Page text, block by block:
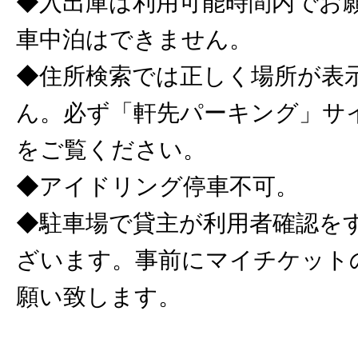
車中泊はできません。
◆住所検索では正しく場所が表
ん。必ず「軒先パーキング」サ
をご覧ください。
◆アイドリング停車不可。
◆駐車場で貸主が利用者確認を
ざいます。事前にマイチケット
願い致します。